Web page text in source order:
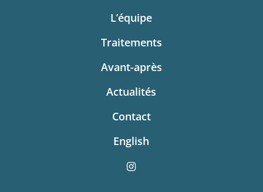
L’équipe
Traitements
Avant-après
Actualités
Contact
English